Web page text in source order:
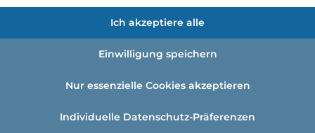
Industriekaufmann
Ich akzeptiere alle
Einwilligung speichern
Nur essenzielle Cookies akzeptieren
Individuelle Datenschutz-Präferenzen